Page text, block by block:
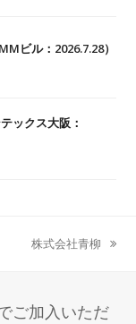
ビル：2026.7.28）
ックス大阪：
next
株式会社青柳
ご加入いただ